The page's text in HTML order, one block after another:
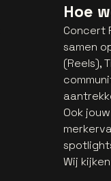
Hoe
Concert
samen
(Reels),
Ook
Wij